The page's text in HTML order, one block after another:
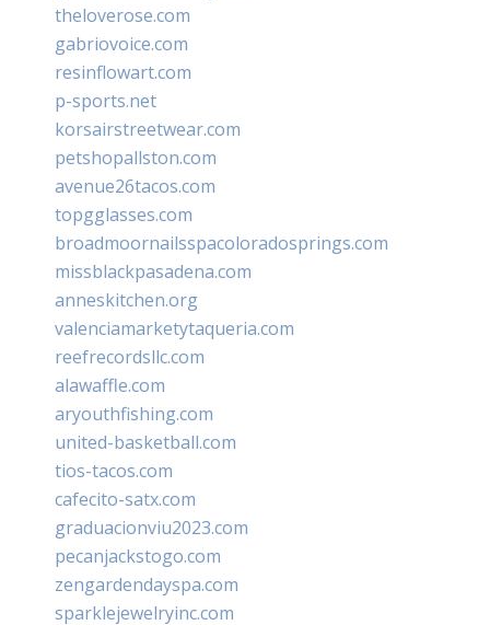
theloverose.com
gabriovoice.com
resinflowart.com
p-sports.net
korsairstreetwear.com
petshopallston.com
avenue26tacos.com
topgglasses.com
broadmoornailsspacoloradosprings.com
missblackpasadena.com
anneskitchen.org
valenciamarketytaqueria.com
reefrecordsllc.com
alawaffle.com
aryouthfishing.com
united-basketball.com
tios-tacos.com
cafecito-satx.com
graduacionviu2023.com
pecanjackstogo.com
zengardendayspa.com
sparklejewelryinc.com